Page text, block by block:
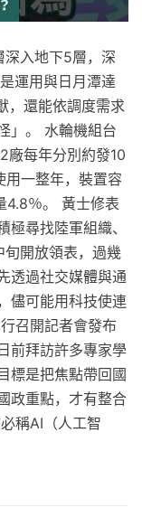
深入地下5層，深
運用與日月潭達
，還能依調度需求
」。 水輪機組台
廠每年分別約發10
一整年，裝置容
4.8％。 黃士修表
尋找陸軍組織、
開放領表，過幾
透過社交媒體與通
儘可能用科技使連
召開記者會發布
前拜訪許多專家學
標是把焦點帶回國
政重點，才有整合
稱AI（人工智